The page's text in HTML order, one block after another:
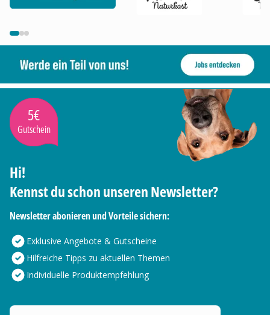
5€
Gutschein
Hi!
Kennst du schon unseren Newsletter?
Newsletter abonieren und Vorteile sichern:
Exklusive Angebote & Gutscheine
Hilfreiche Tipps zu aktuellen Themen
Individuelle Produktempfehlung
Deine E-Mail Adresse